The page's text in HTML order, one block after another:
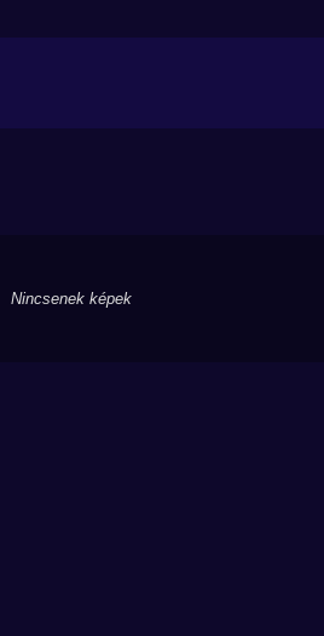
Nincsenek képek